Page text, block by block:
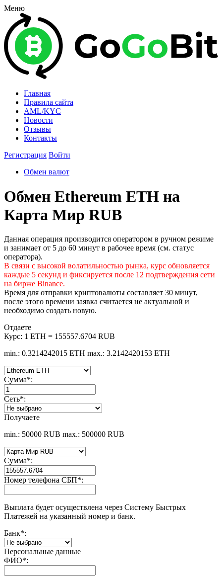
Меню
Главная
Правила сайта
AML/KYC
Новости
Отзывы
Контакты
Регистрация Войти
Обмен валют
Обмен Ethereum ETH на
Карта Мир RUB
Данная операция производится оператором в ручном режиме
и занимает от 5 до 60 минут в рабочее время (см. статус
оператора).
В связи с высокой волатильностью рынка, курс обновляется
каждые 5 секунд и фиксируется после 12 подтверждения сети
на бирже Binance.
Время для отправки криптовалюты составляет 30 минут,
после этого времени заявка считается не актуальной и
необходимо создать новую.
Отдаете
Курс: 1 ETH = 155557.6704 RUB
min.: 0.3214242015 ETH max.: 3.2142420153 ETH
Сумма*:
Сеть*:
Получаете
min.: 50000 RUB max.: 500000 RUB
Сумма*:
Номер телефона СБП*:
Выплата будет осуществлена через Систему Быстрых
Платежей на указанный номер и банк.
Банк*:
Персональные данные
ФИО*: